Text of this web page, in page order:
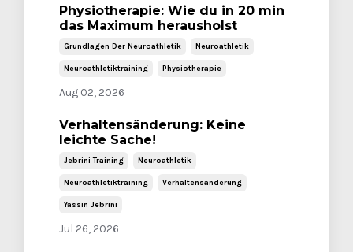
Physiotherapie: Wie du in 20 min
das Maximum herausholst
Grundlagen Der Neuroathletik Neuroathletik
Neuroathletiktraining Physiotherapie
Aug 02, 2026
Verhaltensänderung: Keine
leichte Sache!
Jebrini Training Neuroathletik
Neuroathletiktraining Verhaltensänderung
Yassin Jebrini
Jul 26, 2026